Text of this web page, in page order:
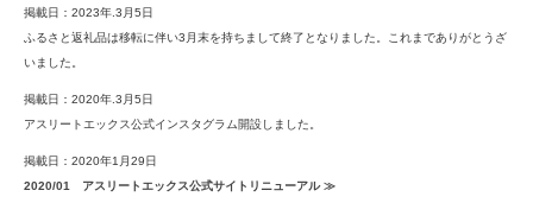
掲載日：2023年.3月5日
ふるさと返礼品は移転に伴い3月末を持ちまして終了となりました。これまでありがとうざ
いました。
掲載日：2020年.3月5日
アスリートエックス公式インスタグラム開設しました。
掲載日：2020年1月29日
2020/01 アスリートエックス公式サイトリニューアル ≫